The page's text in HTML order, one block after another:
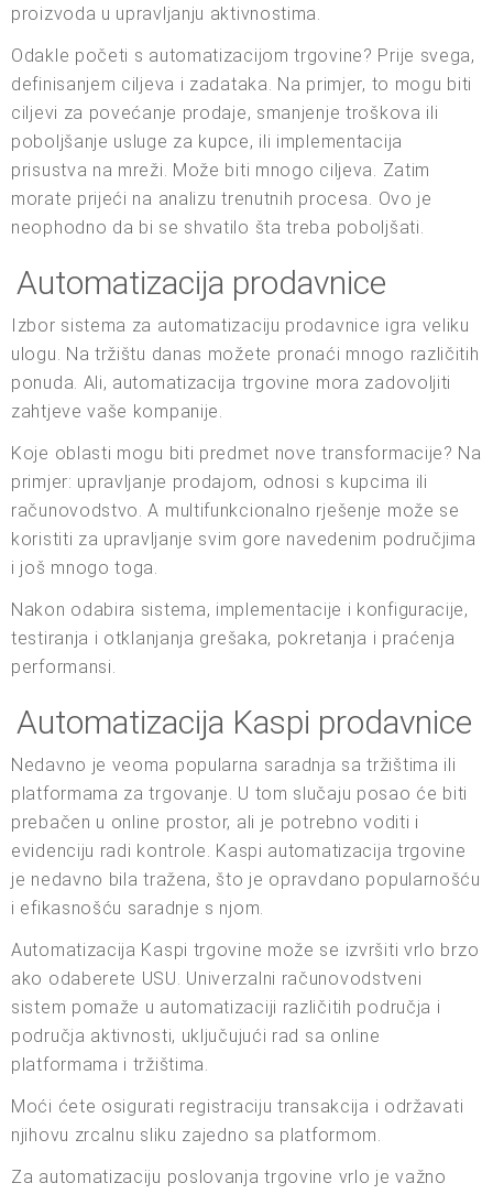
proizvoda u upravljanju aktivnostima.
Odakle početi s automatizacijom trgovine? Prije svega,
definisanjem ciljeva i zadataka. Na primjer, to mogu biti
ciljevi za povećanje prodaje, smanjenje troškova ili
poboljšanje usluge za kupce, ili implementacija
prisustva na mreži. Može biti mnogo ciljeva. Zatim
morate prijeći na analizu trenutnih procesa. Ovo je
neophodno da bi se shvatilo šta treba poboljšati.
Automatizacija prodavnice
Izbor sistema za automatizaciju prodavnice igra veliku
ulogu. Na tržištu danas možete pronaći mnogo različitih
ponuda. Ali, automatizacija trgovine mora zadovoljiti
zahtjeve vaše kompanije.
Koje oblasti mogu biti predmet nove transformacije? Na
primjer: upravljanje prodajom, odnosi s kupcima ili
računovodstvo. A multifunkcionalno rješenje može se
koristiti za upravljanje svim gore navedenim područjima
i još mnogo toga.
Nakon odabira sistema, implementacije i konfiguracije,
testiranja i otklanjanja grešaka, pokretanja i praćenja
performansi.
Automatizacija Kaspi prodavnice
Nedavno je veoma popularna saradnja sa tržištima ili
platformama za trgovanje. U tom slučaju posao će biti
prebačen u online prostor, ali je potrebno voditi i
evidenciju radi kontrole. Kaspi automatizacija trgovine
je nedavno bila tražena, što je opravdano popularnošću
i efikasnošću saradnje s njom.
Automatizacija Kaspi trgovine može se izvršiti vrlo brzo
ako odaberete USU. Univerzalni računovodstveni
sistem pomaže u automatizaciji različitih područja i
područja aktivnosti, uključujući rad sa online
platformama i tržištima.
Moći ćete osigurati registraciju transakcija i održavati
njihovu zrcalnu sliku zajedno sa platformom.
Za automatizaciju poslovanja trgovine vrlo je važno